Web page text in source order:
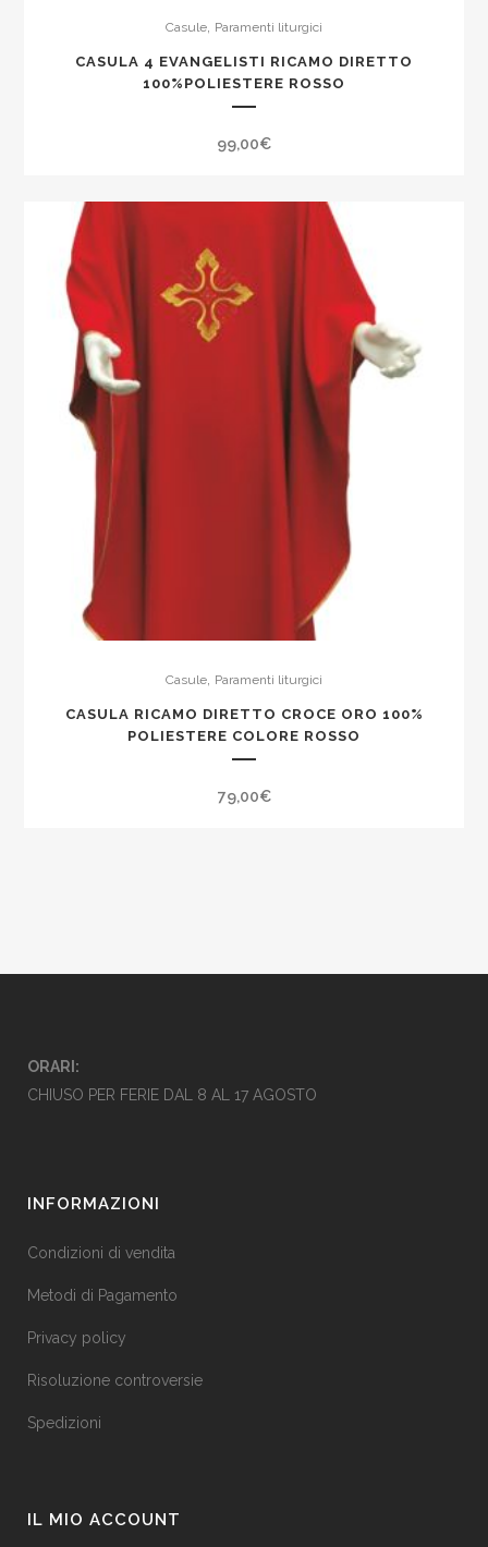
Casule Paramenti liturgici
CASULA 4 EVANGELISTI RICAMO DIRETTO
100%POLIESTERE ROSSO
99,00€
Casule, Paramenti liturgici
CASULA RICAMO DIRETTO CROCE ORO 100%
POLIESTERE COLORE ROSSO
79,00€
ORARI:
CHIUSO PER FERIE DAL 8 AL 17 AGOSTO
INFORMAZIONI
Condizioni di vendita
Metodi di Pagamento
Privacy policy
Risoluzione controversie
Spedizioni
IL MIO ACCOUNT